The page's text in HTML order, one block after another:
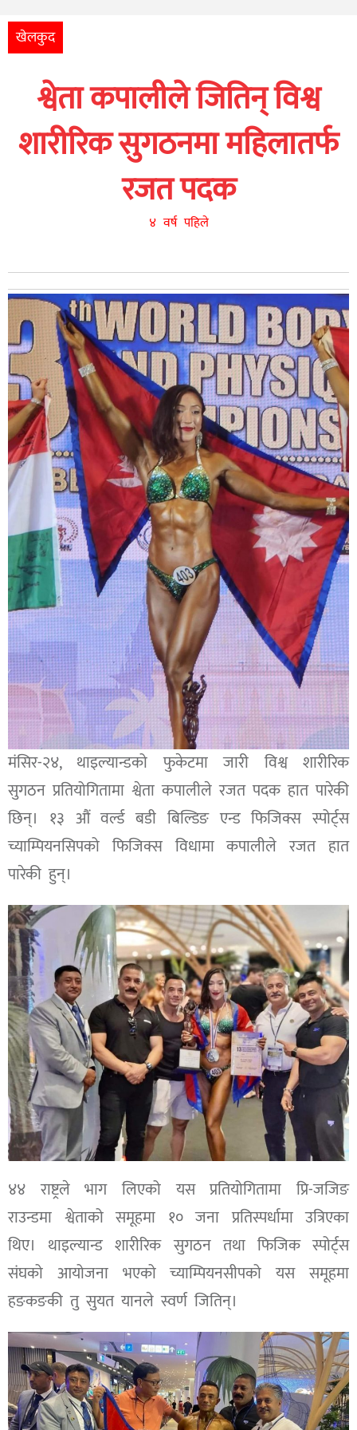
आर्थिक
नेपाली
युनिकोड
खेलकुद
श्वेता कपालीले जितिन् विश्व
शारीरिक सुगठनमा महिलातर्फ
रजत पदक
४ वर्ष पहिले
मंसिर-२४, थाइल्यान्डको फुकेटमा जारी विश्व शारीरिक
सुगठन प्रतियोगितामा श्वेता कपालीले रजत पदक हात पारेकी
छिन्। १३ औं वर्ल्ड बडी बिल्डिङ एन्ड फिजिक्स स्पोर्ट्स
च्याम्पियनसिपको फिजिक्स विधामा कपालीले रजत हात
पारेकी हुन्।
४४ राष्ट्रले भाग लिएको यस प्रतियोगितामा प्रि-जजिङ
राउन्डमा श्वेताको समूहमा १० जना प्रतिस्पर्धामा उत्रिएका
थिए। थाइल्यान्ड शारीरिक सुगठन तथा फिजिक स्पोर्ट्स
संघको आयोजना भएको च्याम्पियनसीपको यस समूहमा
हङकङकी तु सुयत यानले स्वर्ण जितिन्।